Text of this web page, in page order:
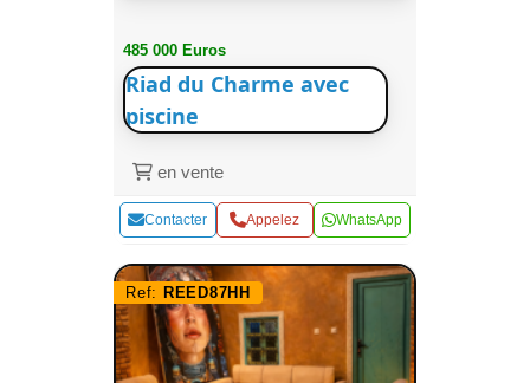
485 000 Euros
Riad du Charme avec
piscine
en vente
Contacter Appelez WhatsApp
Ref: REED87HH